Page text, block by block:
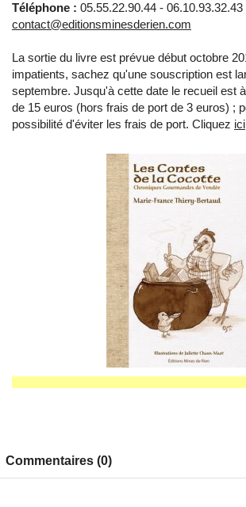
Téléphone : 05.55.22.90.44 - 06.10.93.32.43
contact@editionsminesderien.com
La sortie du livre est prévue début octobre
impatients, sachez qu'une souscription est
septembre. Jusqu'à cette date le recueil est
de 15 euros (hors frais de port de 3 euros) ;
possibilité d'éviter les frais de port. Cliquez ici
Commentaires (0)